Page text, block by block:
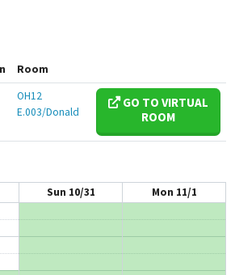
Room
OH12
E.003/Donald
GO TO VIRTUAL
ROOM
Sun 10/31 Mon 11/1